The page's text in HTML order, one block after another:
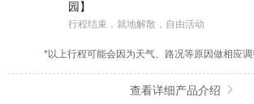
园】
行程结束，就地解散，自由活动
*以上行程可能会因为天气、路况等原因做相应调
查看详细产品介绍 